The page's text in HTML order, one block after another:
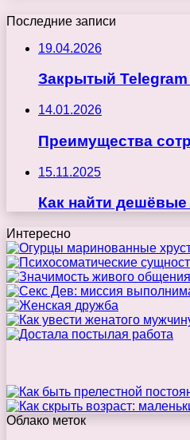
Последние записи
19.04.2026
Закрытый
14.01.2026
Преимущества
15.11.2025
Как найти
Интересно
Облако меток